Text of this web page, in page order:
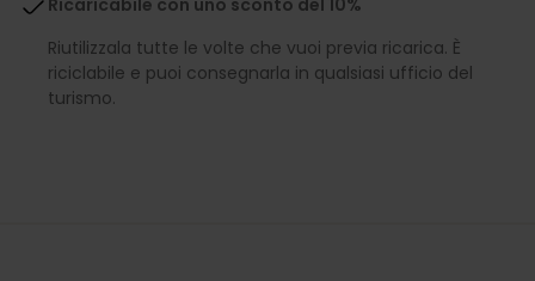
Ricaricabile con uno sconto del 10%
Riutilizzala tutte le volte che vuoi previa ricarica. È
riciclabile e puoi consegnarla in qualsiasi ufficio del
turismo.